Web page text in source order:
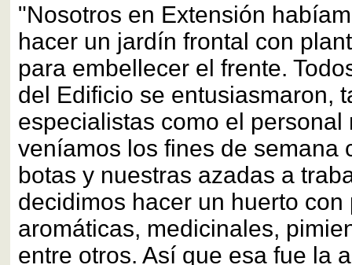
"Nosotros en Extensión
hacer un jardín frontal con
para embellecer el frente.
del Edificio se entusiasmaron,
especialistas como el personal
veníamos los fines de semana
botas y nuestras azadas a
decidimos hacer un huerto con
aromáticas, medicinales,
entre otros. Así que esa fue la